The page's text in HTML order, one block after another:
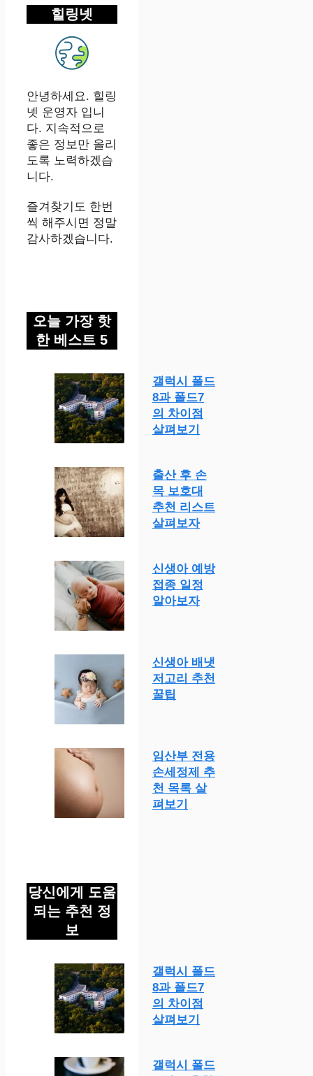
힐링넷
안녕하세요. 힐링
넷 운영자 입니
다. 지속적으로
좋은 정보만 올리
도록 노력하겠습
니다.
즐겨찾기도 한번
씩 해주시면 정말
감사하겠습니다.
오늘 가장 핫
한 베스트 5
갤럭시 폴드
8과 폴드7
의 차이점
살펴보기
출산 후 손
목 보호대
추천 리스트
살펴보자
신생아 예방
접종 일정
알아보자
신생아 배냇
저고리 추천
꿀팁
임산부 전용
손세정제 추
천 목록 살
펴보기
당신에게 도움
되는 추천 정
보
갤럭시 폴드
8과 폴드7
의 차이점
살펴보기
갤럭시 폴드